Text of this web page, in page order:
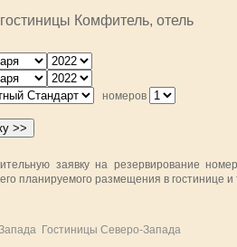
Комфитель, отель
номеров
заявку на резервирование
планируемого размещения в гостинице и
Гостиницы Северо-Запада